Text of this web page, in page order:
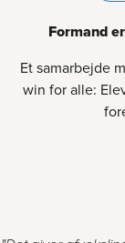
Formand
Et samarbejde
win for alle: